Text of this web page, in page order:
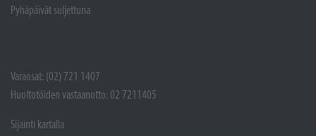
Pyhäpäivät suljettuna
Varaosat: (02) 721 1407
Huoltotöiden vastaanotto: 02 7211405
Sijainti kartalla